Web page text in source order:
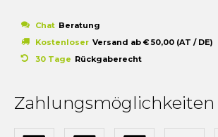
Chat Beratung
Kostenloser Versand ab € 50,00 (AT / DE)
30 Tage Rückgaberecht
Zahlungsmöglichkeiten